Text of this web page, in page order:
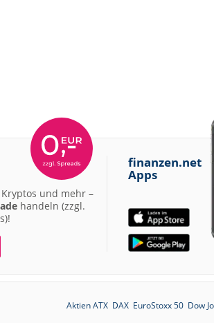
Kryptos und mehr –
handeln (zzgl.
finanzen.net
Apps
Aktien ATX DAX EuroStoxx 50 Dow